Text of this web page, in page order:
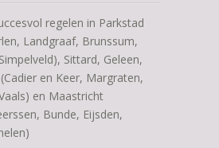
regelen in Parkstad
Landgraaf, Brunssum,
Sittard, Geleen,
en Keer, Margraten,
en Maastricht
Bunde, Eijsden,